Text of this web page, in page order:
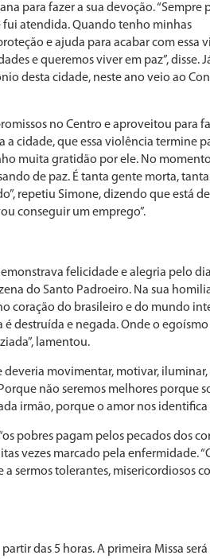
para fazer a sua devoção. “Sempre
fui atendida. Quando tenho minhas
e ajuda para acabar com essa
e queremos viver em paz”, disse.
desta cidade, neste ano veio ao
no Centro e aproveitou para
cidade, que essa violência termine
muita gratidão por ele. No
de paz. É tanta gente morta,
repetiu Simone, dizendo que está
conseguir um emprego”.
felicidade e alegria pelo
do Santo Padroeiro. Na sua
coração do brasileiro e do mundo
destruída e negada. Onde o
lamentou.
movimentar, motivar,
não seremos melhores porque
irmão, porque o amor nos identifica
pobres pagam pelos pecados dos
vezes marcado pela enfermidade.
sermos tolerantes, misericordiosos
das 5 horas. A primeira Missa